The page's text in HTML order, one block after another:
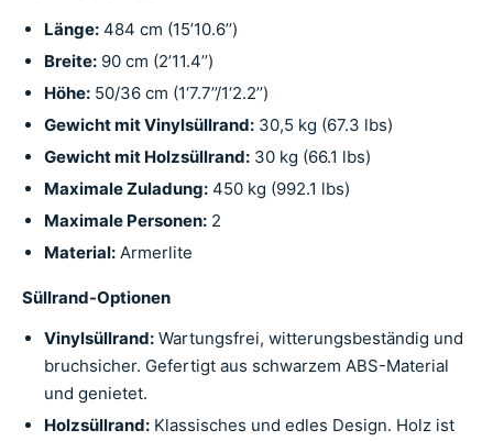
Länge: 484 cm (15’10.6’’)
Breite: 90 cm (2’11.4’’)
Höhe: 50/36 cm (1‘7.7’’/1‘2.2’’)
Gewicht mit Vinylsüllrand: 30,5 kg (67.3 lbs)
Gewicht mit Holzsüllrand: 30 kg (66.1 lbs)
Maximale Zuladung: 450 kg (992.1 lbs)
Maximale Personen: 2
Material: Armerlite
Süllrand-Optionen
Vinylsüllrand: Wartungsfrei, witterungsbeständig und
bruchsicher. Gefertigt aus schwarzem ABS-Material
und genietet.
Holzsüllrand: Klassisches und edles Design. Holz ist